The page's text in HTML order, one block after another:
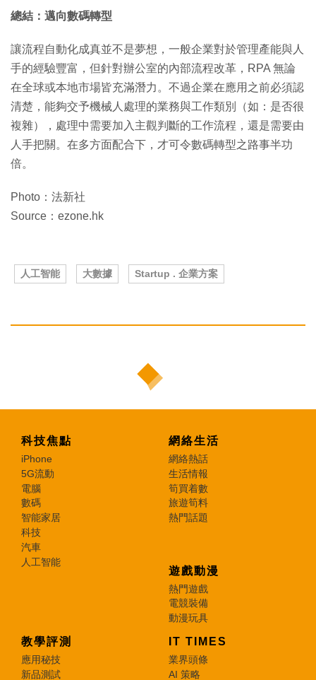
總結：邁向數碼轉型
讓流程自動化成真並不是夢想，一般企業對於管理產能與人
手的經驗豐富，但針對辦公室的內部流程改革，RPA 無論
在全球或本地市場皆充滿潛力。不過企業在應用之前必須認
清楚，能夠交予機械人處理的業務與工作類別（如：是否很
複雜），處理中需要加入主觀判斷的工作流程，還是需要由
人手把關。在多方面配合下，才可令數碼轉型之路事半功
倍。
Photo：法新社
Source：ezone.hk
人工智能 大數據 Startup . 企業方案
科技焦點
iPhone
5G流動
電腦
數碼
智能家居
科技
汽車
人工智能
網絡生活
網絡熱話
生活情報
筍買着數
旅遊筍料
熱門話題
遊戲動漫
熱門遊戲
電競裝備
動漫玩具
教學評測
應用秘技
新品測試
IT TIMES
業界頭條
AI 策略